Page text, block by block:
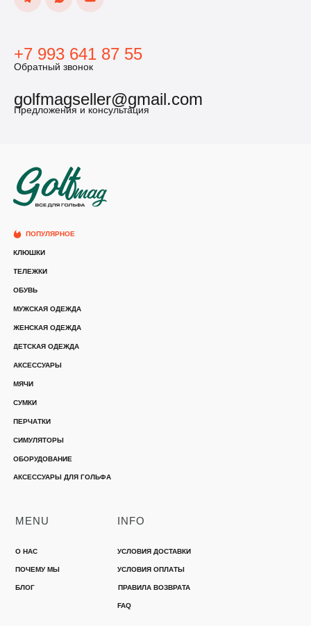
+7 993 641 87 55
Обратный звонок
golfmagseller@gmail.com
Предложения и консультация
О НАС
ПОЧЕМУ МЫ
MENU
БЛОГ
УСЛОВИЯ ДОСТАВКИ
УСЛОВИЯ ОПЛАТЫ
INFO
FAQ
КЛЮШКИ
СУМКИ
ОБУВЬ
ПЕРЧАТКИ
ТЕЛЕЖКИ
АКСЕССУАРЫ ДЛЯ ГОЛЬФА
МЯЧИ
СИМУЛЯТОРЫ
ОБОРУДОВАНИЕ
МУЖСКАЯ ОДЕЖДА
ЖЕНСКАЯ ОДЕЖДА
ДЕТСКАЯ ОДЕЖДА
АКСЕССУАРЫ
ПОПУЛЯРНОЕ
ПРАВИЛА ВОЗВРАТА